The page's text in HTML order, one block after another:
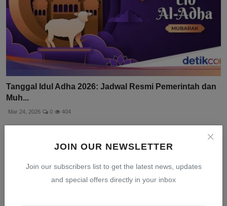
JOIN OUR NEWSLETTER
Join our subscribers list to get the latest news, updates
and special offers directly in your inbox
Tanggal Idul Adha 2026: Jadwal Resmi Pemerintah dan
Muh...
Mar 24, 2026 0 404